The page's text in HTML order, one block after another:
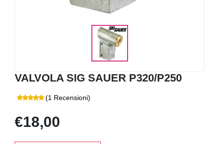
VALVOLA SIG SAUER P320/P250
(1 Recensioni)
€18,00